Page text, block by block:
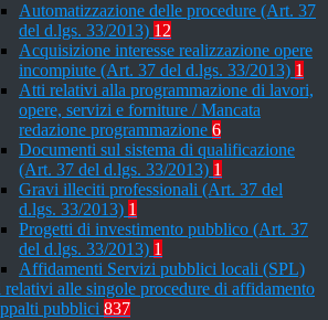
Automatizzazione delle procedure (Art. 37
del d.lgs. 33/2013) 12
Acquisizione interesse realizzazione opere
incompiute (Art. 37 del d.lgs. 33/2013) 1
Atti relativi alla programmazione di lavori,
opere, servizi e forniture / Mancata
redazione programmazione 6
Documenti sul sistema di qualificazione
(Art. 37 del d.lgs. 33/2013) 1
Gravi illeciti professionali (Art. 37 del
d.lgs. 33/2013) 1
Progetti di investimento pubblico (Art. 37
del d.lgs. 33/2013) 1
Affidamenti Servizi pubblici locali (SPL)
alle singole procedure di affidamento
pubblici 837